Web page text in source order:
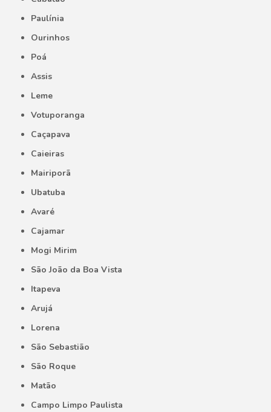
Paulínia
Ourinhos
Poá
Assis
Leme
Votuporanga
Caçapava
Caieiras
Mairiporã
Ubatuba
Avaré
Cajamar
Mogi Mirim
São João da Boa Vista
Itapeva
Arujá
Lorena
São Sebastião
São Roque
Matão
Campo Limpo Paulista